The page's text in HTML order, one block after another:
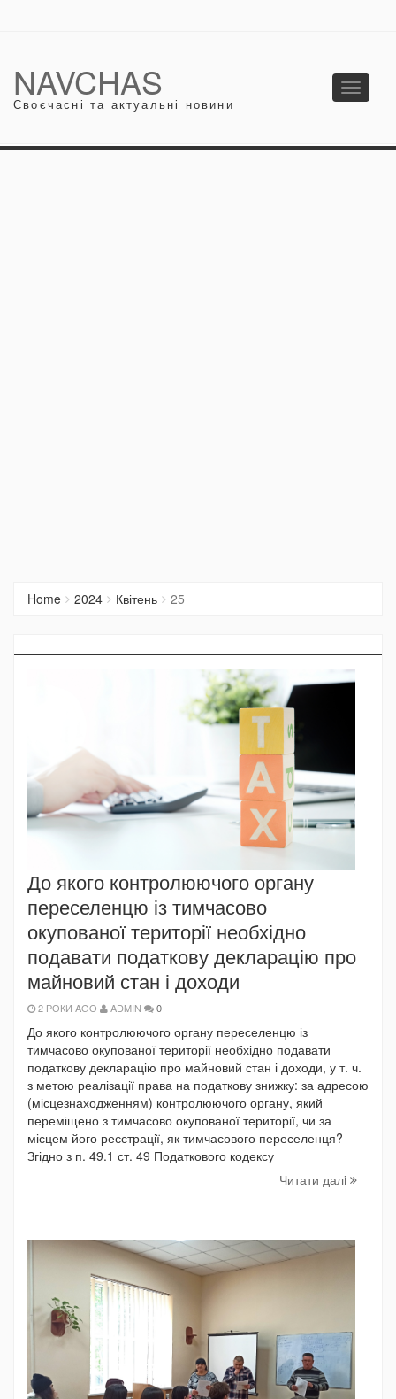
NAVCHAS
Своєчасні та актуальні новини
Toggle
Home 2024 Квітень 25
До якого контролюючого органу
переселенцю із тимчасово
окупованої території необхідно
подавати податкову декларацію про
майновий стан і доходи
2 РОКИ AGO ADMIN 0
До якого контролюючого органу переселенцю із
тимчасово окупованої території необхідно подавати
податкову декларацію про майновий стан і доходи, у т. ч.
з метою реалізації права на податкову знижку: за адресою
(місцезнаходженням) контролюючого органу, який
переміщено з тимчасово окупованої території, чи за
місцем його реєстрації, як тимчасового переселенця?
Згідно з п. 49.1 ст. 49 Податкового кодексу
Читати далi